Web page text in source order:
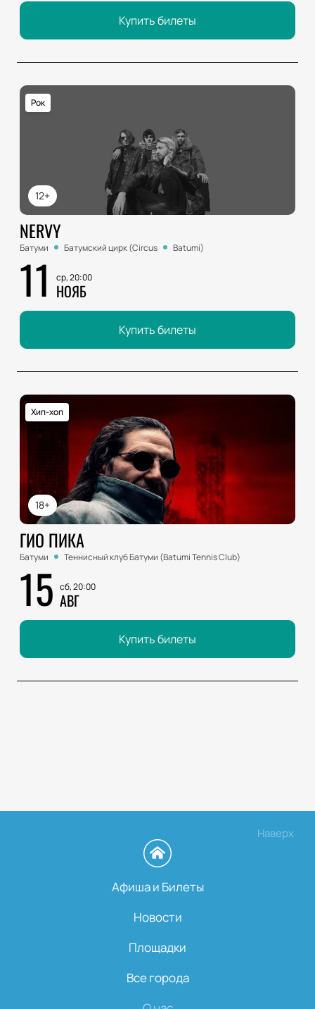
Купить билеты
12+
Рок
NERVY
Батуми Батумский цирк (Circus Batumi)
11 ср, 20:00
НОЯБ
Купить билеты
18+
Хип-хоп
ГИО ПИКА
Батуми Теннисный клуб Батуми (Batumi Tennis Club)
15 сб, 20:00
АВГ
Купить билеты
Наверх
Афиша и Билеты
Новости
Площадки
Все города